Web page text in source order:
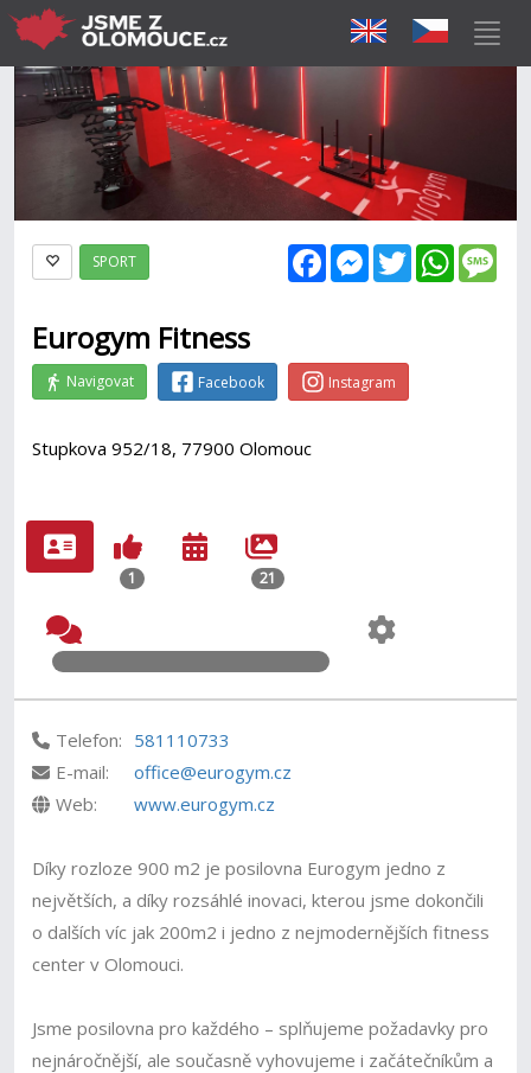
FacebookMessenger
Twitter
SPORT
Eurogym Fitness
Navigovat Facebook Instagram
Stupkova 952/18, 77900 Olomouc
1 21
Telefon: 581110733
E-mail:
office@eurogym.cz
Web:
www.eurogym.cz
Díky rozloze 900 m2 je posilovna Eurogym jedno z
největších, a díky rozsáhlé inovaci, kterou jsme dokončili
o dalších víc jak 200m2 i jedno z nejmodernějších fitness
center v Olomouci.
Jsme posilovna pro každého – splňujeme požadavky pro
nejnáročnější, ale současně vyhovujeme i začátečníkům a